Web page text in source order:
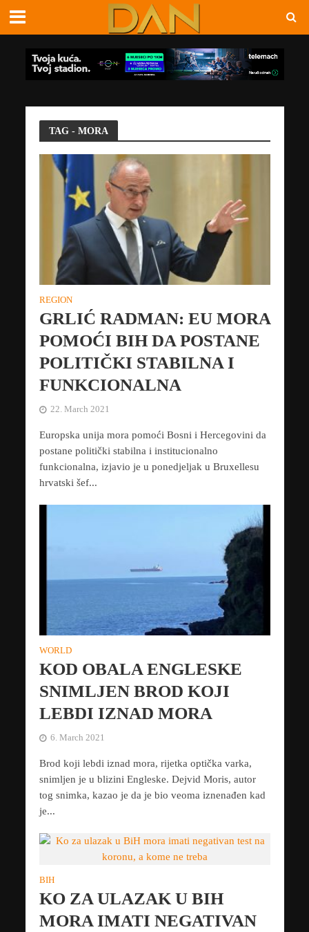
TAG - MORA
REGION
GRLIĆ RADMAN: EU MORA
POMOĆI BIH DA POSTANE
POLITIČKI STABILNA I
FUNKCIONALNA
22. March 2021
Europska unija mora pomoći Bosni i Hercegovini da
postane politički stabilna i institucionalno
funkcionalna, izjavio je u ponedjeljak u Bruxellesu
hrvatski šef...
WORLD
KOD OBALA ENGLESKE
SNIMLJEN BROD KOJI
LEBDI IZNAD MORA
6. March 2021
Brod koji lebdi iznad mora, rijetka optička varka,
snimljen je u blizini Engleske. Dejvid Moris, autor
tog snimka, kazao je da je bio veoma iznenađen kad
je...
BIH
KO ZA ULAZAK U BIH
MORA IMATI NEGATIVAN